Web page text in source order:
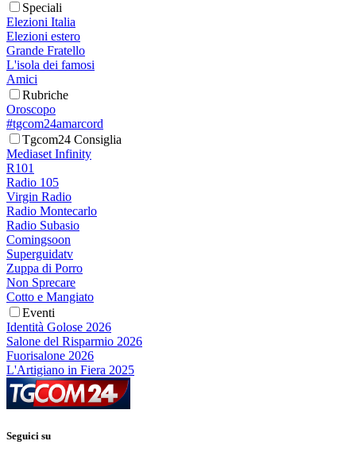
Speciali
Elezioni Italia
Elezioni estero
Grande Fratello
L'isola dei famosi
Amici
Rubriche
Oroscopo
#tgcom24amarcord
Tgcom24 Consiglia
Mediaset Infinity
R101
Radio 105
Virgin Radio
Radio Montecarlo
Radio Subasio
Comingsoon
Superguidatv
Zuppa di Porro
Non Sprecare
Cotto e Mangiato
Eventi
Identità Golose 2026
Salone del Risparmio 2026
Fuorisalone 2026
L'Artigiano in Fiera 2025
Seguici su